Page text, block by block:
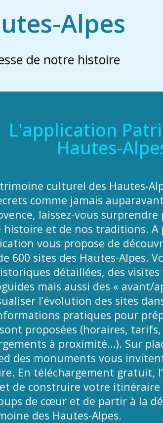
Alpes
de notre histoire
L'application
Hautes-
culturel des Hautes-
comme jamais
laissez-vous surprendre
histoire et de nos traditions. A
vous propose de
600 sites des Hautes-Alpes.
détaillées, des
mais aussi des « avant/
l’évolution des sites
pratiques pour
proposées (horaires,
à proximité…). Sur
des monuments vous
En téléchargement gratuit,
de construire votre
de cœur et de partir à la
des Hautes-Alpes.